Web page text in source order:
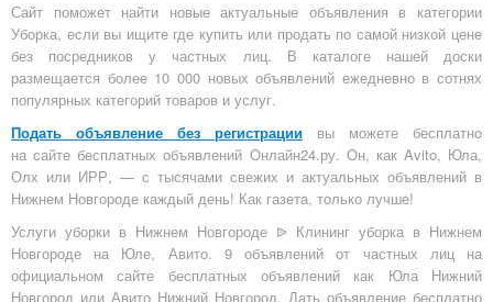
Сайт поможет найти новые актуальные объявления в категории
Уборка, если вы ищите где купить или продать по самой низкой цене
без посредников у частных лиц. В каталоге нашей доски
размещается более 10 000 новых объявлений ежедневно в сотнях
популярных категорий товаров и услуг.
Подать объявление без регистрации вы можете бесплатно
насайте бесплатных объявлений Онлайн24.ру. Он, как Avito, Юла,
Олх или ИРР, — с тысячами свежих и актуальных объявлений в
Нижнем Новгороде каждый день! Как газета, только лучше!
Услуги уборки в Нижнем Новгороде ᐉ Клининг уборка в Нижнем
Новгороде на Юле, Авито. 9 объявлений от частных лиц на
официальном сайте бесплатных объявлений как Юла Нижний
Новгород или Авито Нижний Новгород. Дать объявление бесплатно